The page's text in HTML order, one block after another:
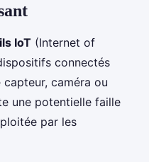
IoT (Internet of
connectés
caméra ou
une potentielle faille
par les